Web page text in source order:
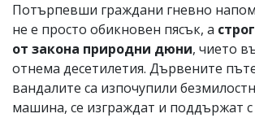
Потърпевши граждани гневно
не е просто обикновен пясък, а
от закона природни дюни, чието
отнема десетилетия. Дървените
вандалите са изпочупили
машина, се изграждат и поддържат